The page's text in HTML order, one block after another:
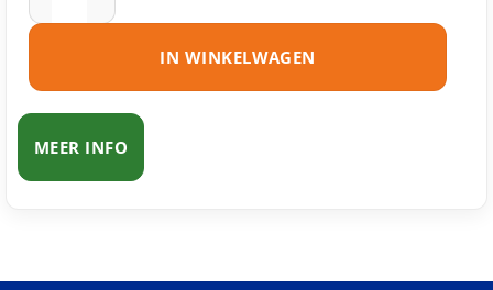
IN WINKELWAGEN
MEER INFO